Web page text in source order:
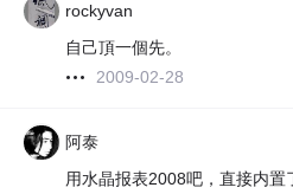
rockyvan
自己頂一個先。
2009-02-28
阿泰
用水晶报表2008吧，直接内置